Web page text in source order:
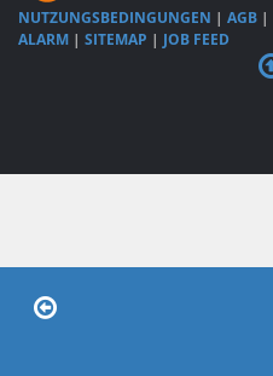
NUTZUNGSBEDINGUNGEN | AGB |
ALARM | SITEMAP | JOB FEED